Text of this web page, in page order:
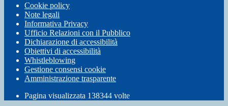
Cookie policy
Note legali
Informativa Privacy
Ufficio Relazioni con il Pubblico
Dichiarazione di accessibilità
Obiettivi di accessibilità
Whistleblowing
Gestione consensi cookie
Amministrazione trasparente
Pagina visualizzata 138344 volte